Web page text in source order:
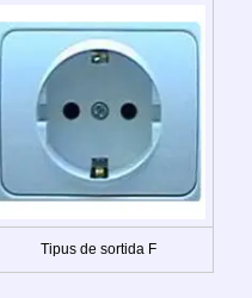
Tipus de sortida F